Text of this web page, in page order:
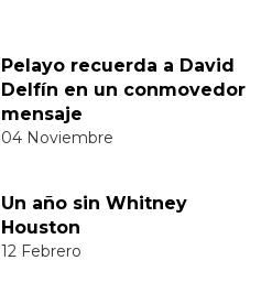
Pelayo recuerda a David
Delfín en un conmovedor
mensaje
04 Noviembre
Un año sin Whitney
Houston
12 Febrero